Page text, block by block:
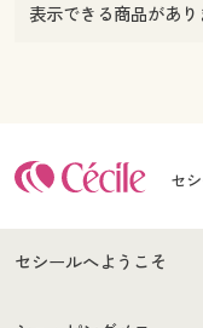
表示できる商品があり
セ
セシールへようこそ